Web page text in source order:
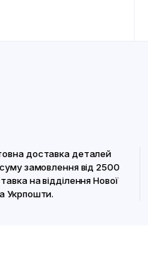
доставка деталей
замовлення від 2500
на відділення Нової
Укрпошти.